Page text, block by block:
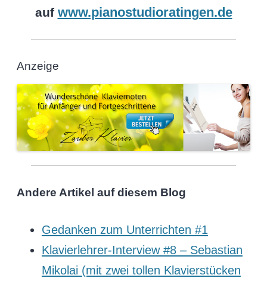
auf www.pianostudioratingen.de
Anzeige
Andere Artikel auf diesem Blog
Gedanken zum Unterrichten #1
Klavierlehrer-Interview #8 – Sebastian
Mikolai (mit zwei tollen Klavierstücken